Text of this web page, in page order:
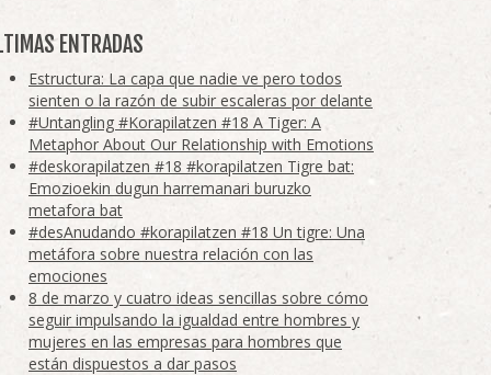
ENTRADAS
Estructura: La capa que nadie ve pero todos
sienten o la razón de subir escaleras por delante
#Untangling #Korapilatzen #18 A Tiger: A
Metaphor About Our Relationship with Emotions
#deskorapilatzen #18 #korapilatzen Tigre bat:
Emozioekin dugun harremanari buruzko
metafora bat
#desAnudando #korapilatzen #18 Un tigre: Una
metáfora sobre nuestra relación con las
emociones
8 de marzo y cuatro ideas sencillas sobre cómo
seguir impulsando la igualdad entre hombres y
mujeres en las empresas para hombres que
están dispuestos a dar pasos